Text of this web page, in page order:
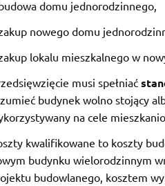
domu jednorodzinnego,
nowego domu
lokalu mieszkalnego w
musi spełniać
budynek wolno stojący
na cele
kwalifikowane to koszty
budynku wielorodzinnym
budowlanego, kosztem